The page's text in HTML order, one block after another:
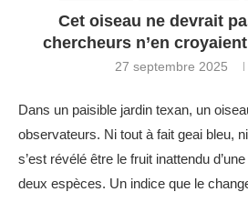
Cet oiseau ne devrait
chercheurs n’en
27 septembre 2025
Dans un paisible jardin texan, un
observateurs. Ni tout à fait geai bleu,
s’est révélé être le fruit inattendu
deux espèces. Un indice que le